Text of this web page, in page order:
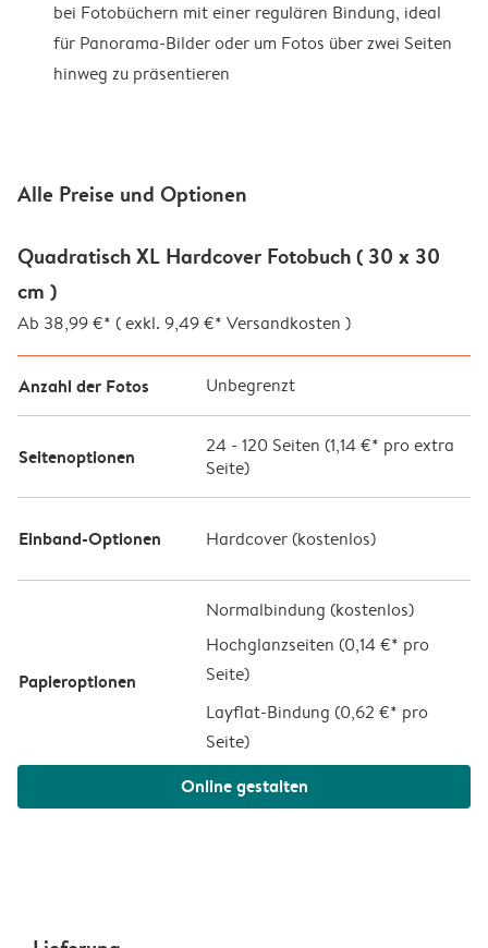
bei Fotobüchern mit einer regulären Bindung, ideal
für Panorama-Bilder oder um Fotos über zwei Seiten
hinweg zu präsentieren
Alle Preise und Optionen
Quadratisch XL Hardcover Fotobuch ( 30 x 30
cm )
Ab 38,99 €* ( exkl. 9,49 €* Versandkosten )
Anzahl der Fotos Unbegrenzt
Seitenoptionen 24 - 120 Seiten (1,14 €* pro extra
Seite)
Einband-Optionen Hardcover (kostenlos)
Papieroptionen
Normalbindung (kostenlos)
Hochglanzseiten (0,14 €* pro
Seite)
Layflat-Bindung (0,62 €* pro
Seite)
Online gestalten